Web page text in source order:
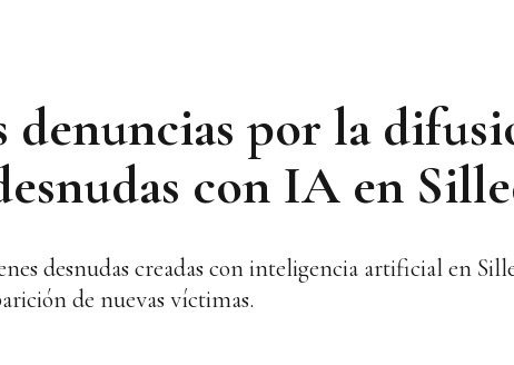
denuncias por la
con IA en
desnudas creadas con inteligencia artificial en
de nuevas víctimas.